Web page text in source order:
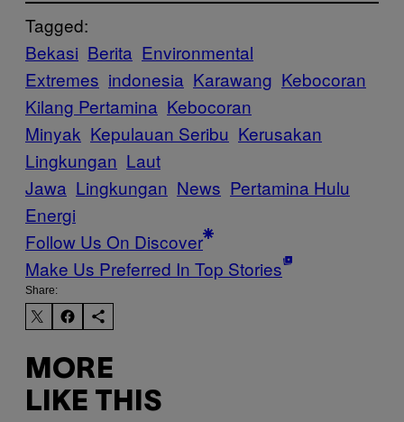
Tagged:
Bekasi Berita Environmental
Extremes indonesia Karawang Kebocoran
Kilang Pertamina Kebocoran
Minyak Kepulauan Seribu Kerusakan
Lingkungan Laut
Jawa Lingkungan News Pertamina Hulu
Energi
Follow Us On Discover
Make Us Preferred In Top Stories
Share:
MORE
LIKE THIS